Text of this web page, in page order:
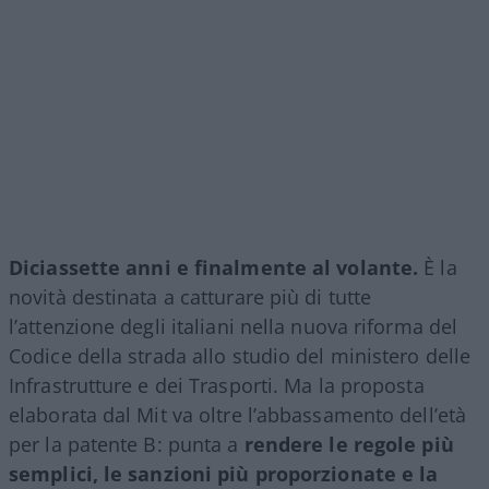
Diciassette anni e finalmente al volante. È la
novità destinata a catturare più di tutte
l’attenzione degli italiani nella nuova riforma del
Codice della strada allo studio del ministero delle
Infrastrutture e dei Trasporti. Ma la proposta
elaborata dal Mit va oltre l’abbassamento dell’età
per la patente B: punta a rendere le regole più
semplici, le sanzioni più proporzionate e la